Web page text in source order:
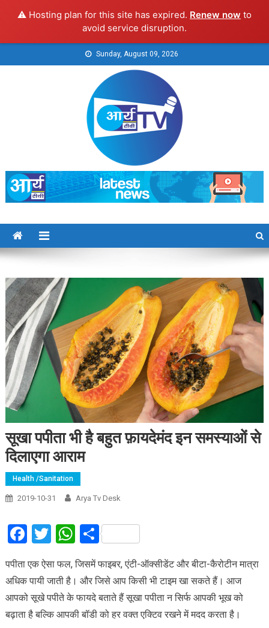
⚠️ Hosting plan for this site has expired. Renew now to
avoid service disruption.
to
Sunday, August 09, 2026
Arya TV
सूखा पपीता भी है बहुत फ़ायदेमंद इन समस्याओं से
दिलाएगा आराम
Health /Sanitation
2019-10-31 Arya Tv Desk
Facebook
Twitter
WhatsApp
Share
पपीता एक ऐसा फल, जिसमें फाइबर, एंटी-ऑक्सीडेंट और बीटा-कैरोटीन मात्रा
अधिक पायी जाती है। और जिसे आप किसी भी टाइम खा सकते हैं। आज
आपको सूखे पपीते के फायदे बताते हैं सूखा पपीता न सिर्फ आपकी भूख को
बढ़ाता है बल्कि आपकी बॉडी को हर वक्त एक्टिव रखने में मदद करता है।